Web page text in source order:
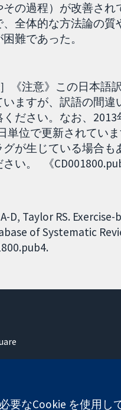
の過程）が改善され
全体的な方法論の質
難であった。
注意》この日本語
ますが、訳語の間違
ださい。なお、2013
単位で更新されてい
が生じている場合も
い。 《
D, Taylor RS. Exercise-
of Systematic
要なCookie を使用し